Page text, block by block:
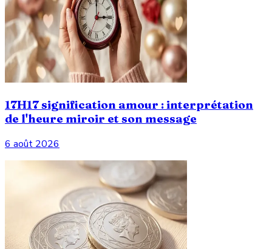
17H17 signification amour : interprétation
de l'heure miroir et son message
6 août 2026